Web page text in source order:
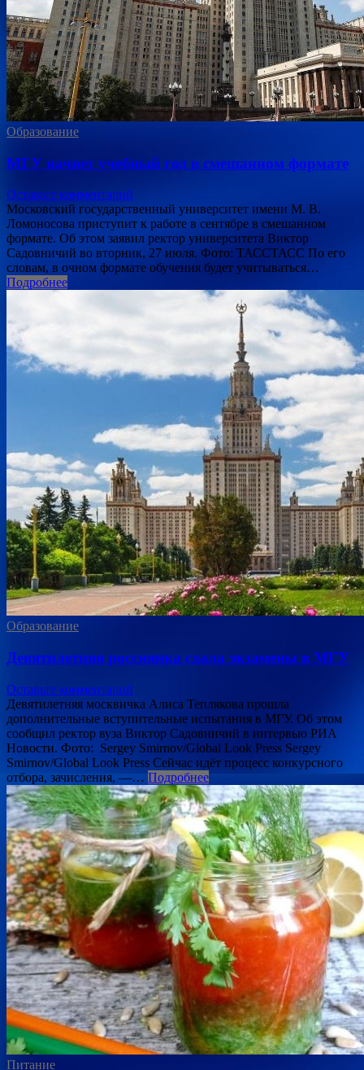
Образование
МГУ начнет учебный год в смешанном формате
Оставьте комментарий
Московский государственный университет имени М. В.
Ломоносова приступит к работе в сентябре в смешанном
формате. Об этом заявил ректор университета Виктор
Садовничий во вторник, 27 июля. Фото: ТАССТАСС По его
словам, в очном формате обучения будет учитываться…
Подробнее
Образование
Девятилетняя россиянка сдала экзамены в МГУ
Оставьте комментарий
Девятилетняя москвичка Алиса Теплякова прошла
дополнительные вступительные испытания в МГУ. Об этом
сообщил ректор вуза Виктор Садовничий в интервью РИА
Новости. Фото: Sergey Smirnov/Global Look Press Sergey
Smirnov/Global Look Press Сейчас идёт процесс конкурсного
отбора, зачисления, —… Подробнее
Питание